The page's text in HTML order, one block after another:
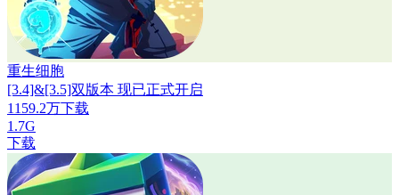
重生细胞
[3.4]&[3.5]双版本 现已正式开启
1159.2万下载
1.7G
下载